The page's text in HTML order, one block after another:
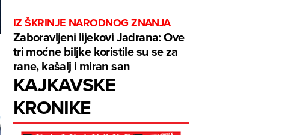
IZ ŠKRINJE NARODNOG ZNANJA
Zaboravljeni lijekovi Jadrana: Ove
tri moćne biljke koristile su se za
rane, kašalj i miran san
KAJKAVSKE
KRONIKE